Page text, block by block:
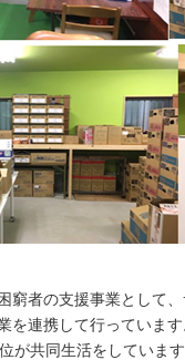
者の支援事業として
を連携して行っています
が共同生活をしていま